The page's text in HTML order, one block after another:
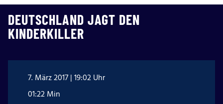
DEUTSCHLAND JAGT DEN
KINDERKILLER
7. März 2017 | 19:02 Uhr
01:22 Min